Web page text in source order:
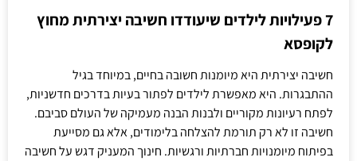
7 פעילויות לילדים שיעודדו חשיבה יצירתית מחוץ
לקופסא
חשיבה יצירתית היא מיומנות חשובה בחיים, במיוחד בגיל
ההתבגרות. היא מאפשרת לילדים לפתור בעיות בדרכים חדשניות,
לפתח רעיונות מקוריים ולבנות הבנה מעמיקה של העולם סביבם.
חשיבה זו לא רק תורמת להצלחה בלימודים, אלא גם מסייעת
בפיתוח מיומנויות חברתיות ורגשיות. חינוך המעניק דגש על חשיבה